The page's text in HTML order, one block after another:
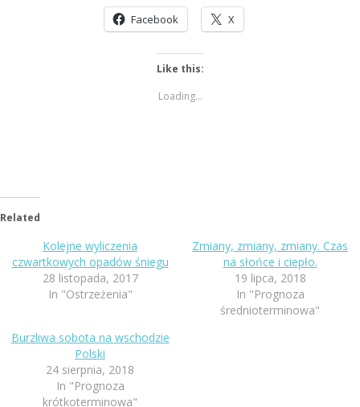
Facebook X
Like this:
Loading...
Related
Kolejne wyliczenia
czwartkowych opadów śniegu
28 listopada, 2017
In "Ostrzeżenia"
Zmiany, zmiany, zmiany. Czas
na słońce i ciepło.
19 lipca, 2018
In "Prognoza
średnioterminowa"
Burzliwa sobota na wschodzie
Polski
24 sierpnia, 2018
In "Prognoza
krótkoterminowa"